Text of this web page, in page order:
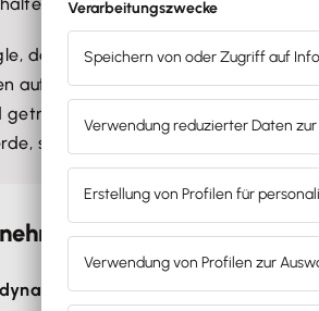
dass die Schnittstelle zu Google
auf das notwendige Mindestmaß
von anderen Daten
sei keine Besonderheit von
können
einbindet, so dass sie für